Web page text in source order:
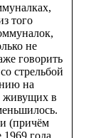
того
не
говорить
стрельбой
на
живущих в
(причём
года